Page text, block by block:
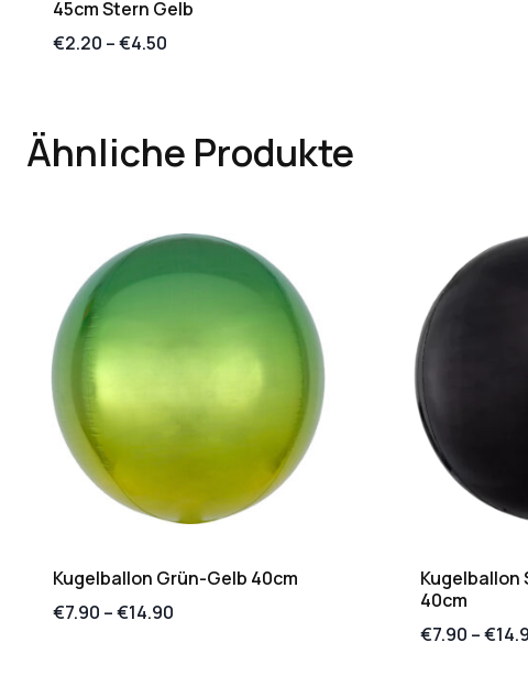
45cm Stern Gelb
€2.20 –€4.50
Ähnliche Produkte
Kugelballon Grün-Gelb 40cm
€7.90 –€14.90
Kugelballon
40cm
€7.90 –€